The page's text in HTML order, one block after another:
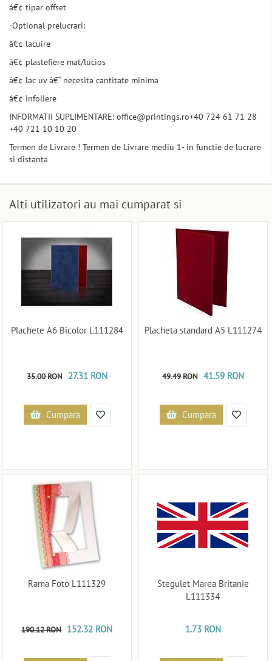
â€¢ tipar offset
-Optional prelucrari:
â€¢ lacuire
â€¢ plastefiere mat/lucios
â€¢ lac uv â€“ necesita cantitate minima
â€¢ infoliere
INFORMATII SUPLIMENTARE: office@printings.ro+40 724 61 71 28
+40 721 10 10 20
Termen de Livrare ! Termen de Livrare mediu 1- in functie de lucrare
si distanta
Alti utilizatori au mai cumparat si
Plachete A6 Bicolor L111284
35.00 RON 27.31 RON
Cumpara
Placheta standard A5 L111274
49.49 RON 41.59 RON
Cumpara
Rama Foto L111329
190.12 RON 152.32 RON
Stegulet Marea Britanie
L111334
1.73 RON